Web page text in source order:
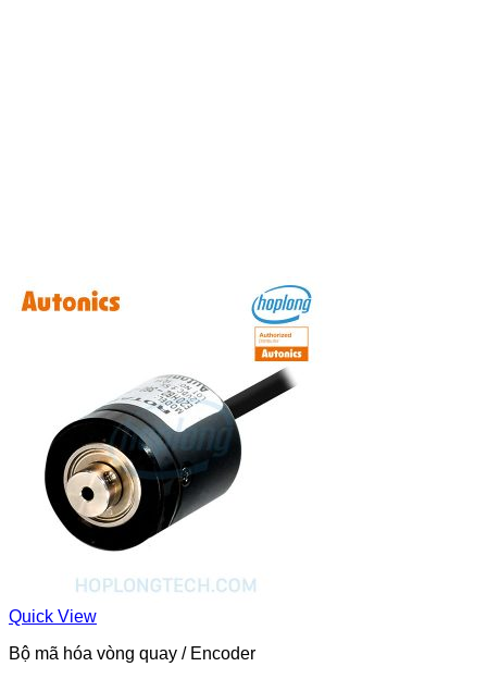
Quick View
Bộ mã hóa vòng quay / Encoder